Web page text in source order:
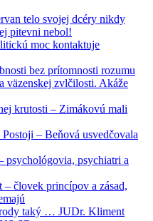
telo svojej dcéry nikdy
pitevni nebol!
moc kontaktuje
bez prítomnosti rozumu
väzenskej zvlčilosti. Akáže
krutosti – Zimákovú mali
– Beňová usvedčovala
psychológovia, psychiatri a
– človek princípov a zásad,
taký … JUDr. Kliment